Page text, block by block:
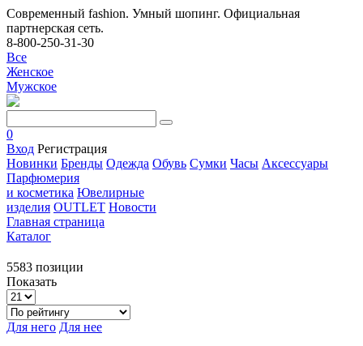
Современный fashion. Умный шопинг. Официальная
партнерская сеть.
8-800-250-31-30
Все
Женское
Мужское
0
Вход Регистрация
Новинки Бренды Одежда Обувь Сумки Часы Аксессуары
Парфюмерия
и косметика Ювелирные
изделия OUTLET Новости
Главная страница
Каталог
5583 позиции
Показать
Для него Для нее